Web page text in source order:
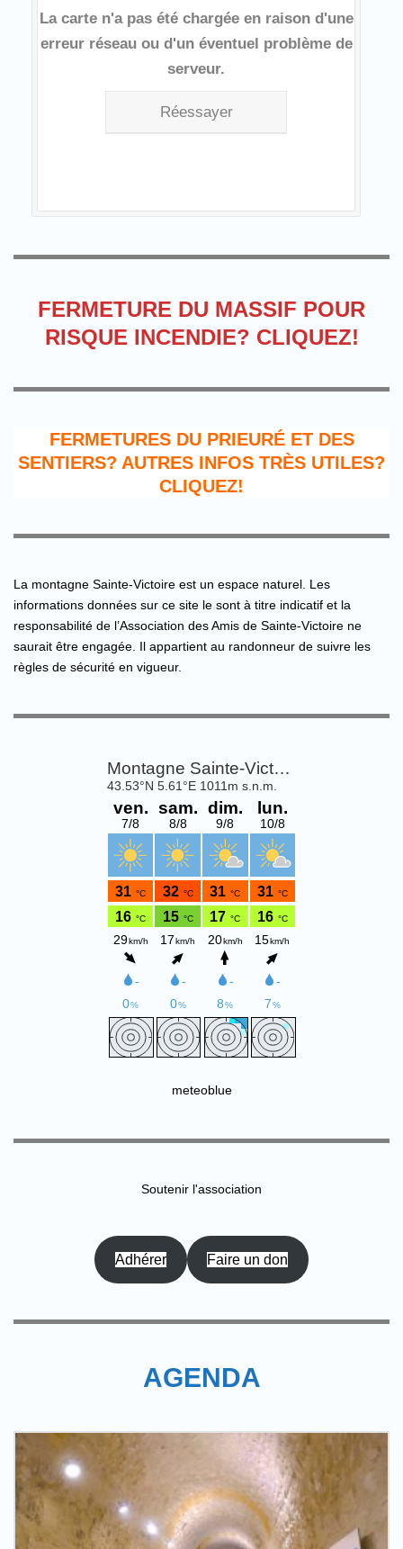
La carte n'a pas été chargée en raison d'une
erreur réseau ou d'un éventuel problème de
serveur.
Réessayer
FERMETURE DU MASSIF POUR
RISQUE INCENDIE? CLIQUEZ!
FERMETURES DU PRIEURÉ ET DES
SENTIERS? AUTRES INFOS TRÈS UTILES?
CLIQUEZ!
La montagne Sainte-Victoire est un espace naturel. Les
informations données sur ce site le sont à titre indicatif et la
responsabilité de l’Association des Amis de Sainte-Victoire ne
saurait être engagée. Il appartient au randonneur de suivre les
règles de sécurité en vigueur.
meteoblue
Soutenir l'association
Adhérer Faire un don
AGENDA